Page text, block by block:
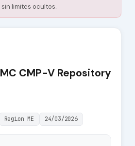
limites ocultos.
CMP-V Repository
Region ME 24/03/2026